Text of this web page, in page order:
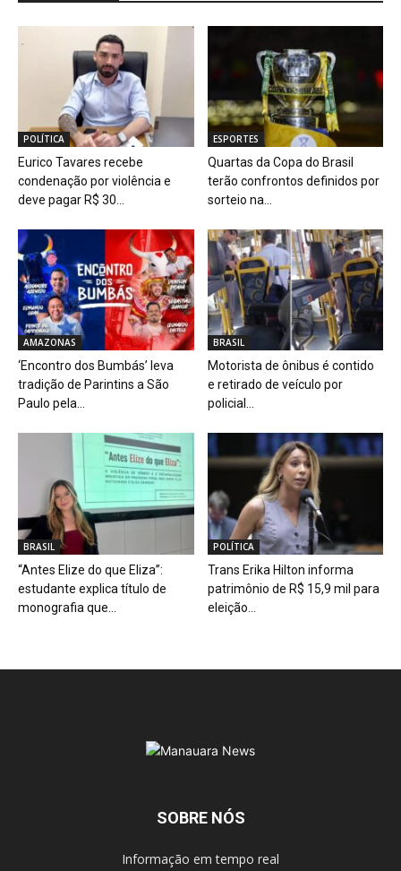
POLÍTICA
Eurico Tavares recebe
condenação por violência e
deve pagar R$ 30...
ESPORTES
Quartas da Copa do Brasil
terão confrontos definidos por
sorteio na...
AMAZONAS
‘Encontro dos Bumbás’ leva
tradição de Parintins a São
Paulo pela...
BRASIL
Motorista de ônibus é contido
e retirado de veículo por
policial...
BRASIL
“Antes Elize do que Eliza”:
estudante explica título de
monografia que...
POLÍTICA
Trans Erika Hilton informa
patrimônio de R$ 15,9 mil para
eleição...
SOBRE NÓS
Informação em tempo real